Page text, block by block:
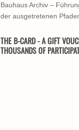
Bauhaus Archiv –
der ausgetretenen
THE B-CARD - A GIFT
THOUSANDS OF